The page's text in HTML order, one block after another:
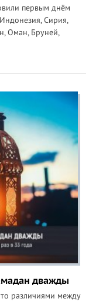
первым днём
Сирия,
Оман, Бруней,
дважды
различиями между